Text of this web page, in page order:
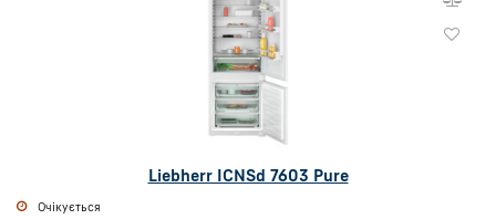
Liebherr ICNSd 7603 Pure
Очікується